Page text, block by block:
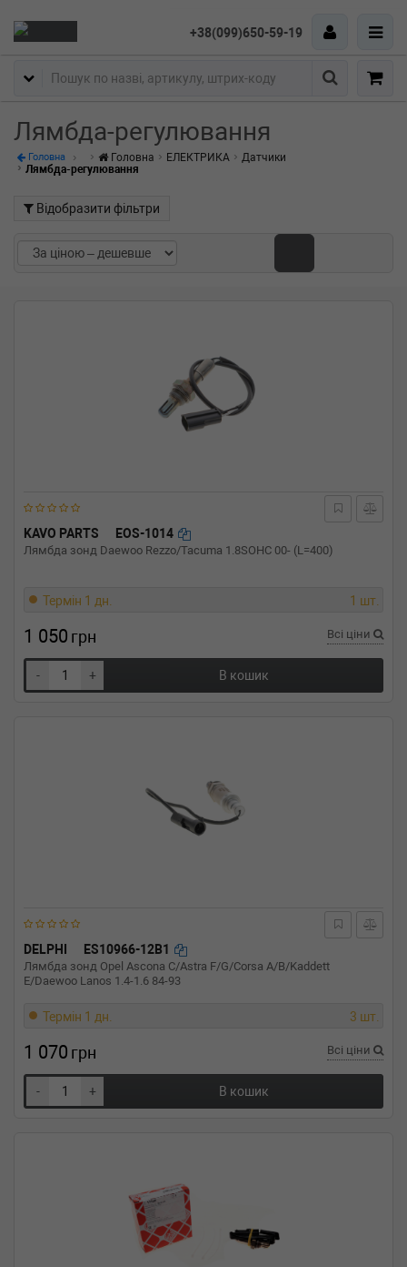
+38(099)650-59-19
Пошук
Лямбда-регулювання
Головна Головна ЕЛЕКТРИКА
Датчики
Лямбда-регулювання
Відобразити фільтри
KAVO PARTS EOS-1014
Лямбда зонд Daewoo Rezzo/Tacuma 1.8SOHC 00- (L=400)
Термін 1 дн. 1 шт.
1 050 грн Всі ціни
- + В кошик
DELPHI ES10966-12B1
Лямбда зонд Opel Ascona C/Astra F/G/Corsa A/B/Kaddett
E/Daewoo Lanos 1.4-1.6 84-93
Термін 1 дн. 3 шт.
1 070 грн Всі ціни
- + В кошик